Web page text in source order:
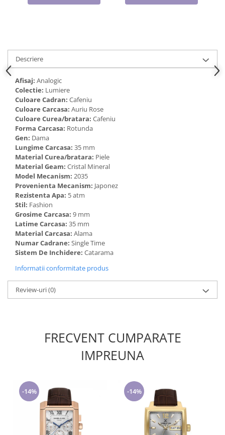
Cadouri pentru Doctori
Descriere
Afisaj: Analogic
Colectie: Lumiere
Culoare Cadran: Cafeniu
Culoare Carcasa: Auriu Rose
Culoare Curea/bratara: Cafeniu
Forma Carcasa: Rotunda
Gen: Dama
Lungime Carcasa: 35 mm
Material Curea/bratara: Piele
Material Geam: Cristal Mineral
Model Mecanism: 2035
Provenienta Mecanism: Japonez
Rezistenta Apa: 5 atm
Stil: Fashion
Grosime Carcasa: 9 mm
Latime Carcasa: 35 mm
Material Carcasa: Alama
Numar Cadrane: Single Time
Sistem De Inchidere: Catarama
Informatii conformitate produs
Review-uri(0)
FRECVENT CUMPARATE
IMPREUNA
-14% -14%